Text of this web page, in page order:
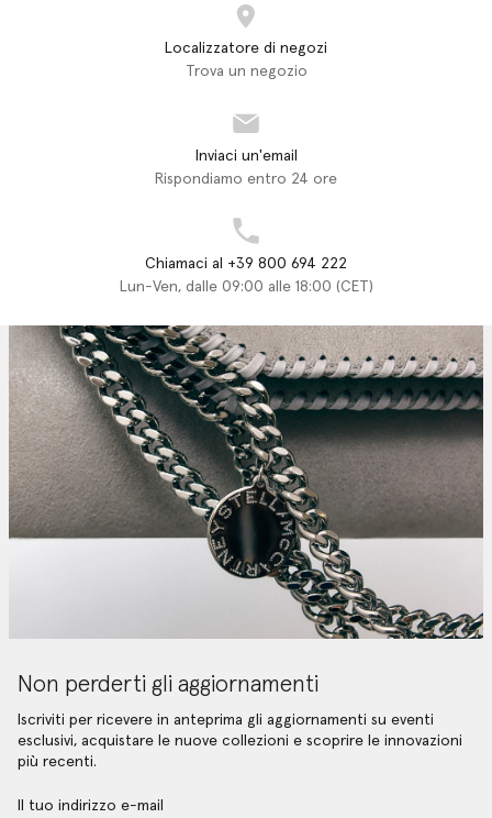
Localizzatore di negozi
Trova un negozio
Inviaci un'email
Rispondiamo entro 24 ore
Chiamaci al +39 800 694 222
Lun-Ven, dalle 09:00 alle 18:00 (CET)
Non perderti gli aggiornamenti
Iscriviti per ricevere in anteprima gli aggiornamenti su eventi
esclusivi, acquistare le nuove collezioni e scoprire le innovazioni
più recenti.
Il tuo indirizzo e-mail